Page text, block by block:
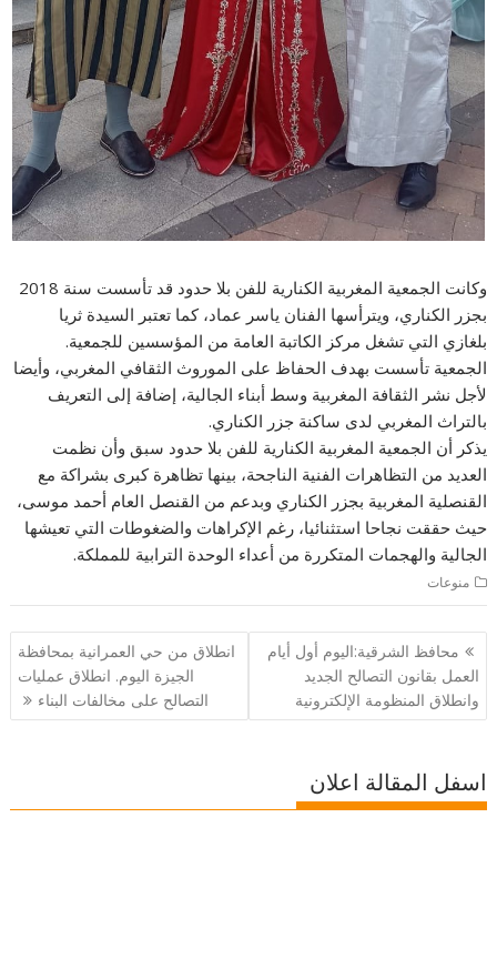
وكانت الجمعية المغربية الكنارية للفن بلا حدود قد تأسست سنة 2018
بجزر الكناري، ويترأسها الفنان ياسر عماد، كما تعتبر السيدة ثريا
بلغازي التي تشغل مركز الكاتبة العامة من المؤسسين للجمعية.
الجمعية تأسست بهدف الحفاظ على الموروث الثقافي المغربي، وأيضا
لأجل نشر الثقافة المغربية وسط أبناء الجالية، إضافة إلى التعريف
بالتراث المغربي لدى ساكنة جزر الكناري.
يذكر أن الجمعية المغربية الكنارية للفن بلا حدود سبق وأن نظمت
العديد من التظاهرات الفنية الناجحة، بينها تظاهرة كبرى بشراكة مع
القنصلية المغربية بجزر الكناري وبدعم من القنصل العام أحمد موسى،
حيث حققت نجاحا استثنائيا، رغم الإكراهات والضغوطات التي تعيشها
الجالية والهجمات المتكررة من أعداء الوحدة الترابية للمملكة.
منوعات
تصفّح
المقالات
محافظ الشرقية:اليوم أول أيام
العمل بقانون التصالح الجديد
وانطلاق المنظومة الإلكترونية
انطلاق من حي العمرانية بمحافظة
الجيزة اليوم. انطلاق عمليات
التصالح على مخالفات البناء
اسفل المقالة اعلان